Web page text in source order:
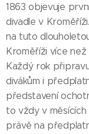
1863 objevuje
divadle v
na tuto
Kroměříži více než
Každý rok
divákům i
představení
to vždy v
právě na